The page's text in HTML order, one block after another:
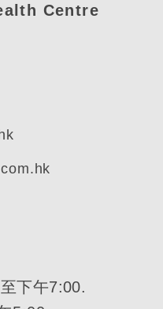
Centre
下午7:00.